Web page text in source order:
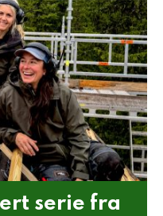
serie fra